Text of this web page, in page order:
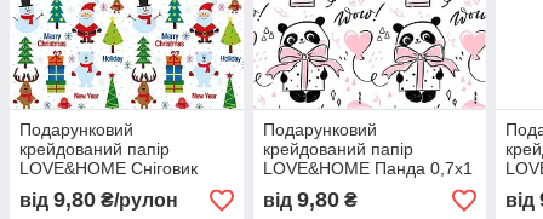
Подарунковий
крейдований папір
LOVE&HOME Сніговик
0,7х1 м 70 г/м²
(1PAPPR09)
від 9,80 ₴/рулон
Подарунковий
крейдований папір
LOVE&HOME Панда 0,7х1
м 70 г/м² (1PAPPR98)
від 9,80₴
м
від